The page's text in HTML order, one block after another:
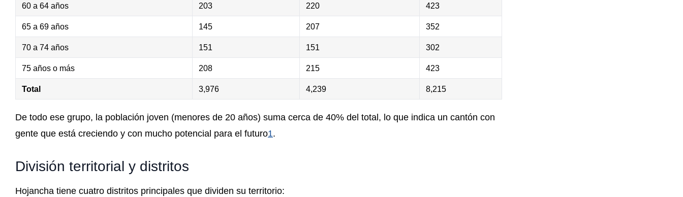
60 a 64 años 203 220 423
65 a 69 años 145 207 352
70 a 74 años 151 151 302
75 años o más 208 215 423
Total 3,976 4,239 8,215
De todo ese grupo, la población joven (menores de 20 años) suma cerca de 40% del total, lo que indica un cantón con
gente que está creciendo y con mucho potencial para el futuro1.
División territorial y distritos
Hojancha tiene cuatro distritos principales que dividen su territorio: